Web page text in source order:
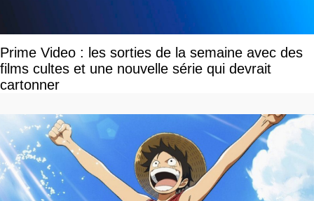
Prime Video : les sorties de la semaine avec des
films cultes et une nouvelle série qui devrait
cartonner